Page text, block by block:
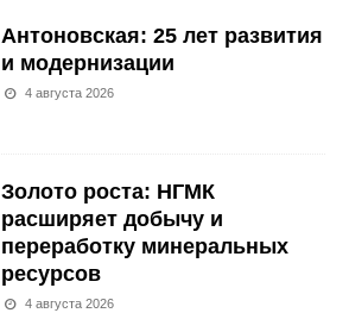
Антоновская: 25 лет развития
и модернизации
4 августа 2026
Золото роста: НГМК
расширяет добычу и
переработку минеральных
ресурсов
4 августа 2026